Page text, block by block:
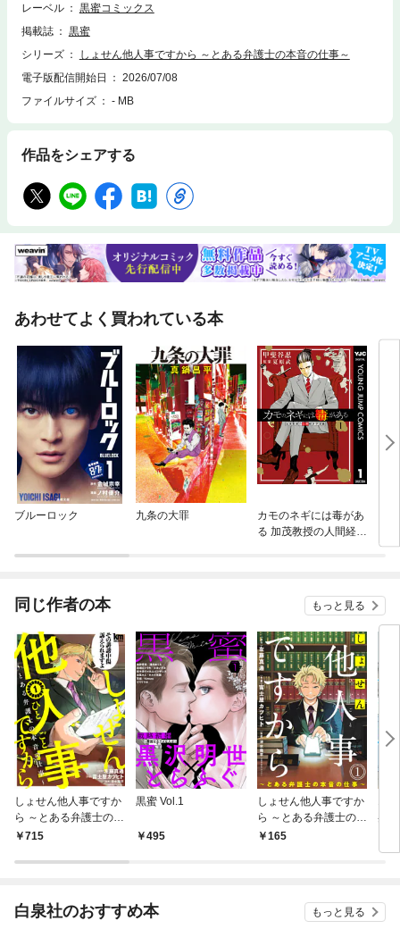
レーベル
黒蜜コミックス
掲載誌
黒蜜
シリーズ
しょせん他人事ですから ～とある弁護士の本音の仕事～
電子版配信開始日
2026/07/08
ファイルサイズ
- MB
作品をシェアする
あわせてよく買われている本
ブルーロック 九条の大罪
カモのネギには毒があ
る 加茂教授の人間経済
同じ作者の本 もっと見る
しょせん他人事ですか
ら ～とある弁護士の本
音の仕事～ 1巻
715
黒蜜 Vol.1
495
しょせん他人事ですか
ら ～とある弁護士の本
音の仕事～［ばら売
165
晃
白泉社のおすすめ本 もっと見る